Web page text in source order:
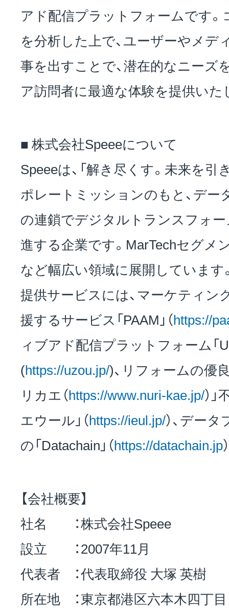
アド配信プラットフォームです
を分析した上で、ユーザーやメデ
事を出すことで、潜在的なニーズ
ア訪問者に最適な体験を提供いた
■ 株式会社Speeeについて
Speeeは、「解き尽くす。未来を引
ポレートミッションのもと、デー
の連鎖でデジタルトランスフォー
進する企業です。MarTechセグメ
など幅広い領域に展開しています
提供サービスには、マーケティン
援するサービス「PAAM」（https://
ィブアド配信プラットフォーム「
(https://uzou.jp/)、リフォームの優
リカエ（https://www.nuri-kae.jp/）
エウール」（https://ieul.jp/）、デー
の「Datachain」（https://datachain.jp
【会社概要】
社名 ：株式会社Speee
設立 ：2007年11月
代表者 ：代表取締役 大塚 英樹
所在地 ：東京都港区六本木四丁